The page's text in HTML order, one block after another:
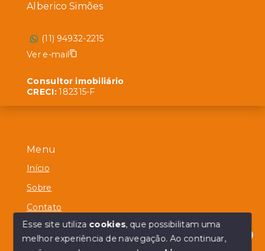
Menu
Início
Sobre
Contato
Alberico Simões
(11) 94932-2215
Ver e-mail
Consultor imobiliário
CRECI:182315-F
Esse site utiliza cookies, que possibilitam uma
melhor experiência de navegação.Ao continuar,